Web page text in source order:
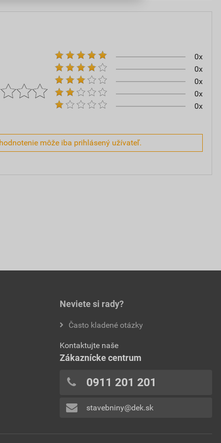
0x
0x
0x
0x
0x
môže iba prihlásený užívateľ.
Neviete si rady?
Často kladené otázky
Kontaktujte naše
Zákaznícke centrum
0911 201 201
stavebniny@dek.sk